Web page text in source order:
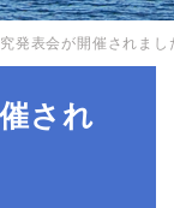
発表会が開催されまし
され